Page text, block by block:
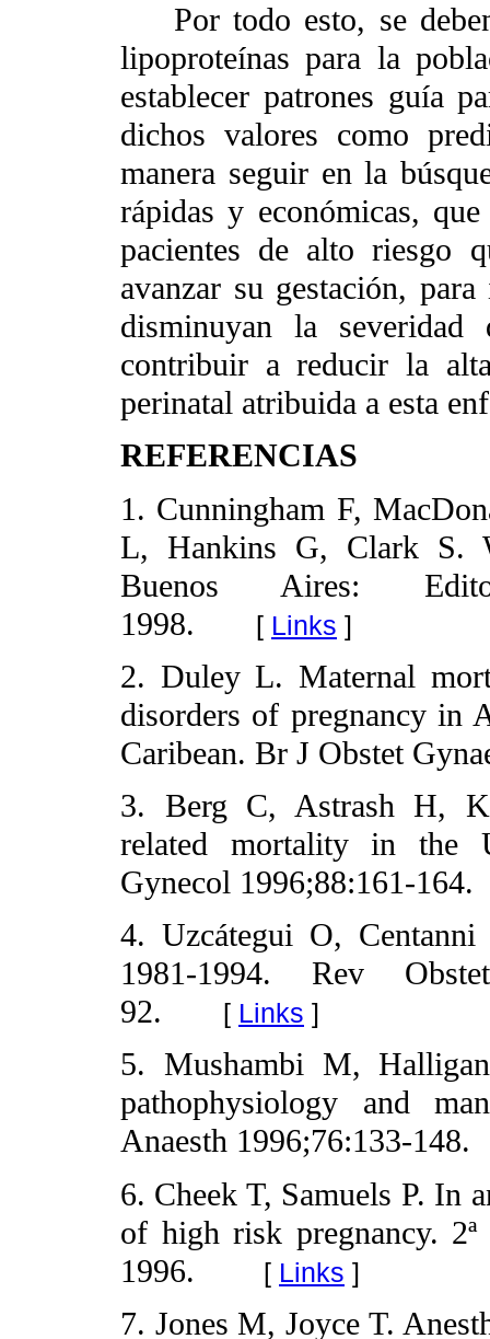
Por todo esto, se
lipoproteínas para la
establecer patrones guía
dichos valores como
manera seguir en la
rápidas y económicas,
pacientes de alto riesgo
avanzar su gestación,
disminuyan la
contribuir a reducir la
perinatal atribuida a esta
REFERENCIAS
1. Cunningham F,
L, Hankins G, Clark S.
Buenos Aires:
1998. [ Links ]
2. Duley L. Maternal
disorders of pregnancy in
Caribean. Br J Obstet
3. Berg C, Astrash H,
related mortality in the
Gynecol 1996;88:161-164.
4. Uzcátegui O,
1981-1994. Rev
92. [ Links ]
5. Mushambi M,
pathophysiology and
Anaesth 1996;76:133-148.
6. Cheek T, Samuels P. In
of high risk pregnancy.
1996. [ Links ]
7. Jones M, Joyce T.